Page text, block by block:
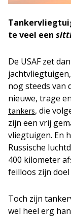
te veel een
De USAF zet
nog steeds van
nieuwe, trage
tankers, die
zijn een vrij
vliegtuigen. En
Russische
400 kilometer
feilloos zijn doel
Toch zijn
wel heel erg